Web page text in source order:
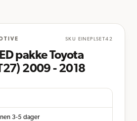
SKU EINEPLSET42
pakke Toyota
2009 - 2018
3-5 dager